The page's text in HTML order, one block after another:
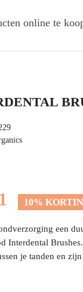
online te
10%
een
Interdental
je tanden en